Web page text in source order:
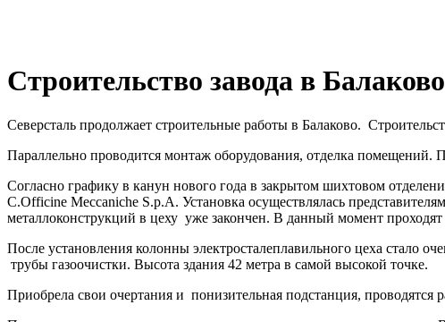
Строительство завода в
Северсталь продолжает строительные работы в Балаково.
Параллельно проводится монтаж оборудования, отделка помещений.
Согласно графику в канун нового года в закрытом шихтовом
C.Officine Meccaniche S.p.A. Установка осуществлялась
металлоконструкций в цеху уже закончен. В данный момент
После установления колонны электросталеплавильного цеха стало
трубы газоочистки. Высота здания 42 метра в самой высокой точке.
Приобрела свои очертания и понизительная подстанция, проводятся